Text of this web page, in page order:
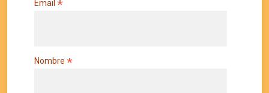
Email *
Nombre *